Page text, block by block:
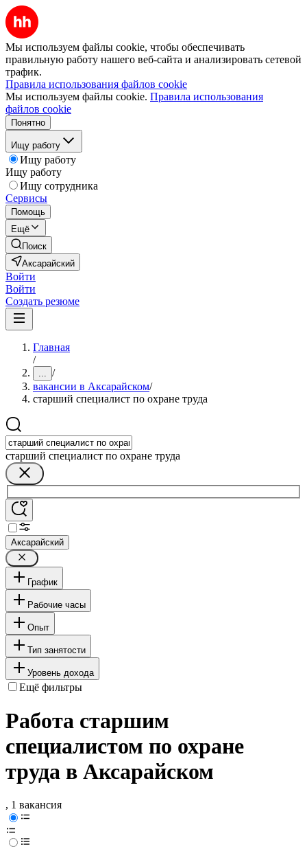
Мы используем файлы cookie, чтобы обеспечивать
правильную работу нашего веб-сайта и анализировать сетевой
трафик.
Правила использования файлов cookie
Мы используем файлы cookie. Правила использования
файлов cookie
Понятно
Ищу работу
Ищу работу
Ищу работу
Ищу сотрудника
Сервисы
Помощь
Ещё
Поиск
Аксарайский
Войти
Войти
Создать резюме
Главная
/
... /
вакансии в Аксарайском/
старший специалист по охране труда
старший специалист по охране труда
Аксарайский
График
Рабочие часы
Опыт
Тип занятости
Уровень дохода
Ещё фильтры
Работа старшим
специалистом по охране
труда в Аксарайском
, 1 вакансия